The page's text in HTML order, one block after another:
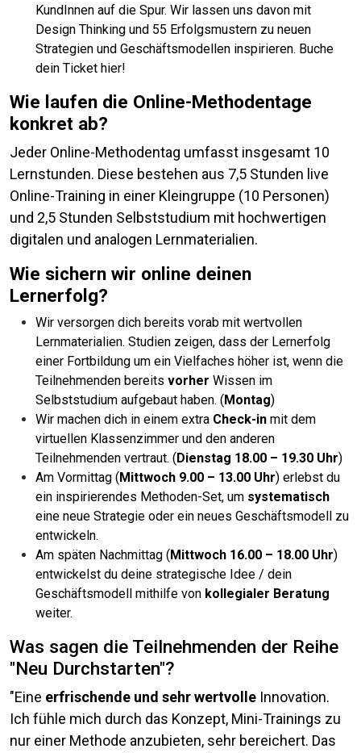
KundInnen auf die Spur. Wir lassen uns davon mit
Design Thinking und 55 Erfolgsmustern zu neuen
Strategien und Geschäftsmodellen inspirieren. Buche
dein Ticket hier!
Wie laufen die Online-Methodentage
konkret ab?
Jeder Online-Methodentag umfasst insgesamt 10
Lernstunden. Diese bestehen aus 7,5 Stunden live
Online-Training in einer Kleingruppe (10 Personen)
und 2,5 Stunden Selbststudium mit hochwertigen
digitalen und analogen Lernmaterialien.
Wie sichern wir online deinen
Lernerfolg?
Wir versorgen dich bereits vorab mit wertvollen
Lernmaterialien. Studien zeigen, dass der Lernerfolg
einer Fortbildung um ein Vielfaches höher ist, wenn die
Teilnehmenden bereits vorher Wissen im
Selbststudium aufgebaut haben. ( Montag)
Wir machen dich in einem extra Check-in mit dem
virtuellen Klassenzimmer und den anderen
Teilnehmenden vertraut. ( Dienstag 18.00 – 19.30 Uhr)
Am Vormittag ( Mittwoch 9.00 – 13.00 Uhr) erlebst du
ein inspirierendes Methoden-Set, um systematisch
eine neue Strategie oder ein neues Geschäftsmodell zu
entwickeln.
Am späten Nachmittag ( Mittwoch 16.00 – 18.00 Uhr)
entwickelst du deine strategische Idee / dein
Geschäftsmodell mithilfe von kollegialer Beratung
weiter.
Was sagen die Teilnehmenden der Reihe
"Neu Durchstarten"?
"Eine erfrischende und sehr wertvolle Innovation.
Ich fühle mich durch das Konzept, Mini-Trainings zu
nur einer Methode anzubieten, sehr bereichert. Das